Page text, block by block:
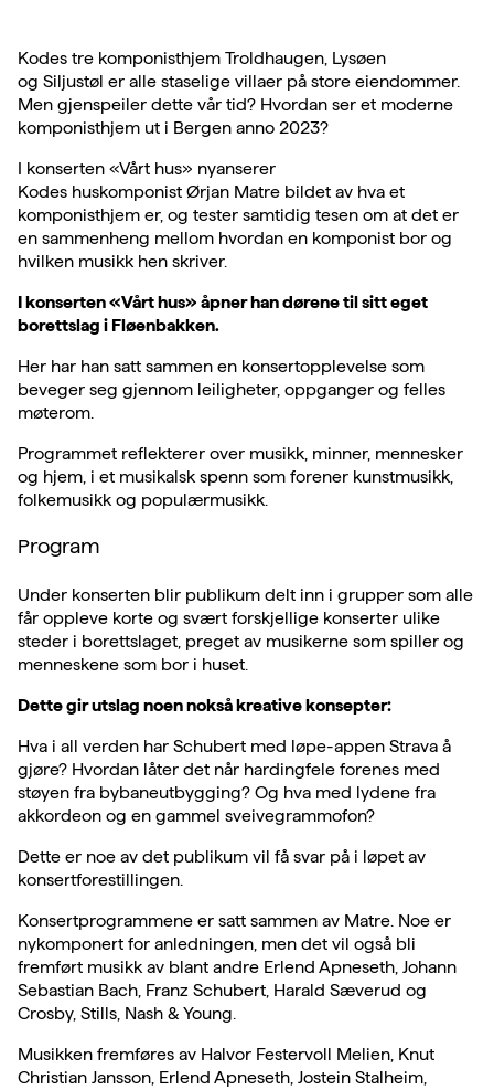
Kodes tre komponisthjem Troldhaugen, Lysøen
og Siljustøl er alle staselige villaer på store eiendommer.
Men gjenspeiler dette vår tid? Hvordan ser et moderne
komponisthjem ut i Bergen anno 2023?
I konserten «Vårt hus» nyanserer
Kodes huskomponist Ørjan Matre bildet av hva et
komponisthjem er, og tester samtidig tesen om at det er
en sammenheng mellom hvordan en komponist bor og
hvilken musikk hen skriver.
I konserten «Vårt hus» åpner han dørene til sitt eget
borettslag i Fløenbakken.
Her har han satt sammen en konsertopplevelse som
beveger seg gjennom leiligheter, oppganger og felles
møterom.
Programmet reflekterer over musikk, minner, mennesker
og hjem, i et musikalsk spenn som forener kunstmusikk,
folkemusikk og populærmusikk.
Program
Under konserten blir publikum delt inn i grupper som alle
får oppleve korte og svært forskjellige konserter ulike
steder i borettslaget, preget av musikerne som spiller og
menneskene som bor i huset.
Dette gir utslag noen nokså kreative konsepter:
Hva i all verden har Schubert med løpe-appen Strava å
gjøre? Hvordan låter det når hardingfele forenes med
støyen fra bybaneutbygging? Og hva med lydene fra
akkordeon og en gammel sveivegrammofon?
Dette er noe av det publikum vil få svar på i løpet av
konsertforestillingen.
Konsertprogrammene er satt sammen av Matre. Noe er
nykomponert for anledningen, men det vil også bli
fremført musikk av blant andre Erlend Apneseth, Johann
Sebastian Bach, Franz Schubert, Harald Sæverud og
Crosby, Stills, Nash & Young.
Musikken fremføres av Halvor Festervoll Melien, Knut
Christian Jansson, Erlend Apneseth, Jostein Stalheim,